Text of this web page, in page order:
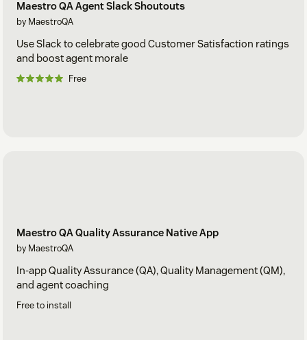
Maestro QA Agent Slack Shoutouts
by MaestroQA
Use Slack to celebrate good Customer Satisfaction ratings
and boost agent morale
Free
Maestro QA Quality Assurance Native App
by MaestroQA
In-app Quality Assurance (QA), Quality Management (QM),
and agent coaching
Free to install